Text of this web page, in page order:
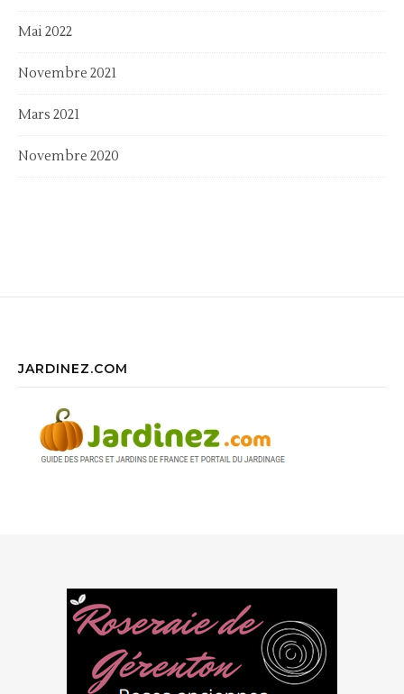
Mai 2022
Novembre 2021
Mars 2021
Novembre 2020
JARDINEZ.COM